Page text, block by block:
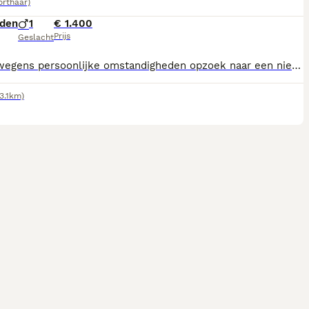
1
Geslacht
€ 1.400
Prijs
Ik ben wegens persoonlijke omstandigheden opzoek naar een nieuwe baasje voor mijn pup.saint is op 14 -04-2026 geboren. Ik ben geen fokker van Saint,mijn pup is gevaccineerd gechipt ontwormd en gaat vrijdag 3 juli as weer naar de dierenarts. Saint gaat met al zijn spullen mee alles nieuw. Ook heeft Saint zijn paspoort.